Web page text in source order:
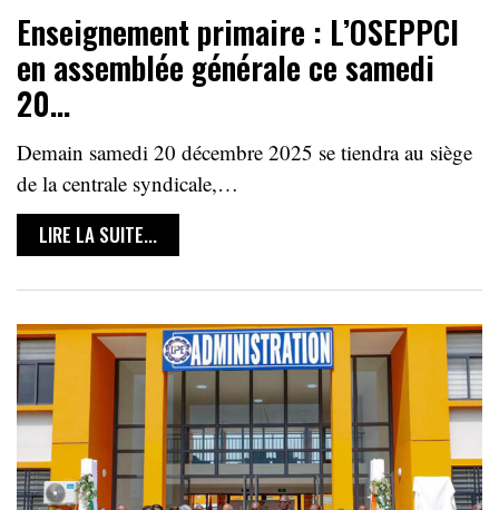
Enseignement primaire : L’OSEPPCI
en assemblée générale ce samedi
20…
Demain samedi 20 décembre 2025 se tiendra au siège
de la centrale syndicale,…
LIRE LA SUITE...